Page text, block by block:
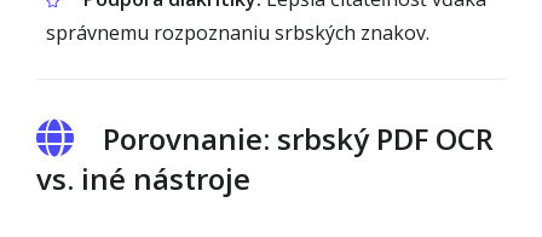
správnemu rozpoznaniu srbských znakov.
Porovnanie: srbský PDF OCR
vs. iné nástroje